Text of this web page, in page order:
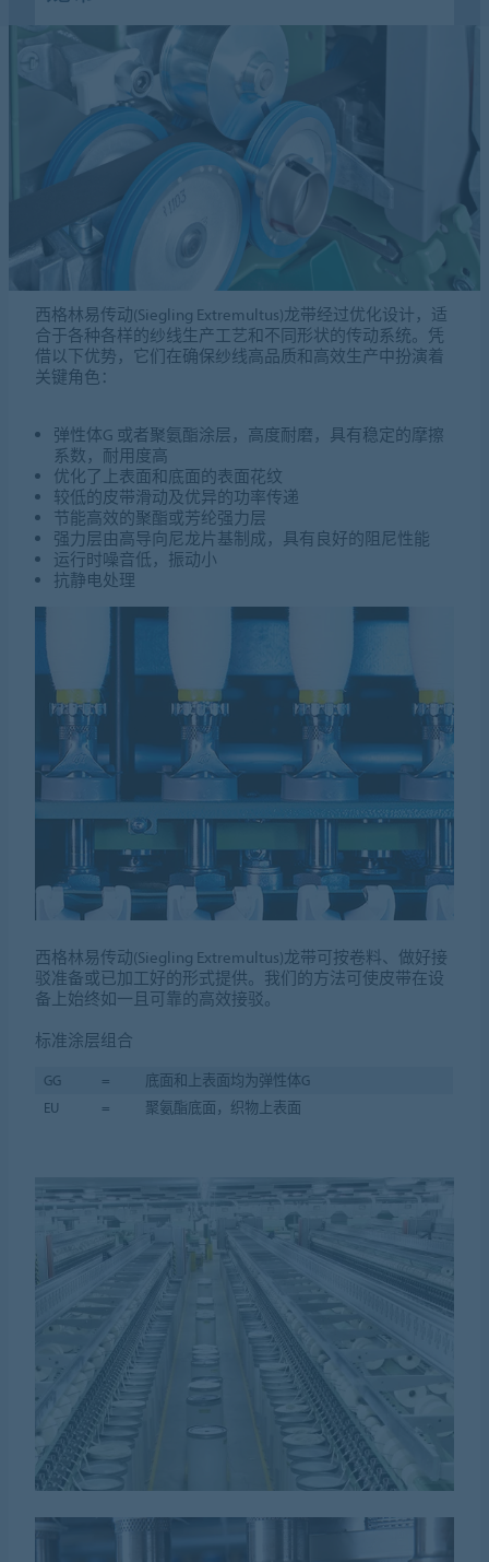
西格林易传动(Siegling Extremultus)龙带经过优化设计，适
合于各种各样的纱线生产工艺和不同形状的传动系统。凭
借以下优势，它们在确保纱线高品质和高效生产中扮演着
关键角色：
弹性体G 或者聚氨酯涂层，高度耐磨，具有稳定的摩擦
系数，耐用度高
优化了上表面和底面的表面花纹
较低的皮带滑动及优异的功率传递
节能高效的聚酯或芳纶强力层
强力层由高导向尼龙片基制成，具有良好的阻尼性能
运行时噪音低，振动小
抗静电处理
西格林易传动(Siegling Extremultus)龙带可按卷料、做好接
驳准备或已加工好的形式提供。我们的方法可使皮带在设
备上始终如一且可靠的高效接驳。
标准涂层组合
GG =
底面和上表面均为弹性体G
EU
= 聚氨酯底面，织物上表面